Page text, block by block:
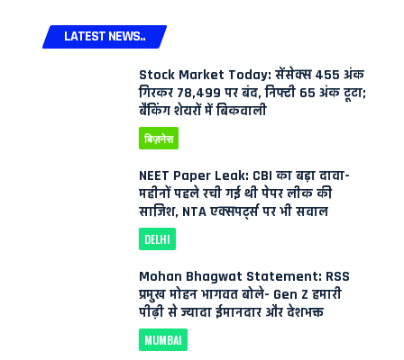
LATEST NEWS..
Stock Market Today: सेंसेक्स 455 अंक
गिरकर 78,499 पर बंद, निफ्टी 65 अंक टूटा;
बैंकिंग शेयरों में बिकवाली
बिज़नेस
NEET Paper Leak: CBI का बड़ा दावा-
महीनों पहले रची गई थी पेपर लीक की
साजिश, NTA एक्सपर्ट्स पर भी सवाल
DELHI
Mohan Bhagwat Statement: RSS
प्रमुख मोहन भागवत बोले- Gen Z हमारी
पीढ़ी से ज्यादा ईमानदार और देशभक्त
MUMBAI